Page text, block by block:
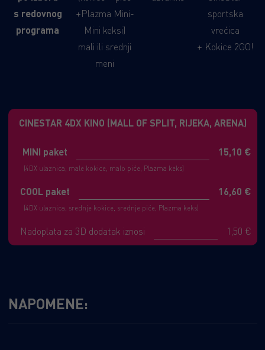
s redovnog
programa
+Plazma Mini-
Mini keksi)
mali ili srednji
meni
sportska
vrećica
+ Kokice 2GO!
CINESTAR 4DX KINO (MALL OF SPLIT, RIJEKA, ARENA)
MINI paket 15,10 €
(4DX ulaznica, male kokice, malo piće, Plazma keks)
COOL paket 16,60 €
(4DX ulaznica, srednje kokice, srednje piće, Plazma keks)
Nadoplata za 3D dodatak iznosi 1,50 €
NAPOMENE: